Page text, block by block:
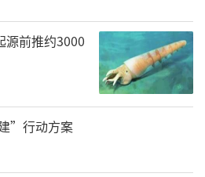
旨在消耗秦国国力的渠道
作用，为秦国统一六国奠
础，也因此被命名为郑国
源前推约3000
”行动方案